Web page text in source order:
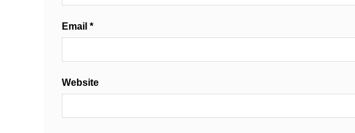
Email *
Website